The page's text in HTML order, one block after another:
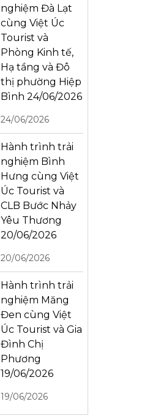
nghiệm Đà Lạt
cùng Việt Úc
Tourist và
Phòng Kinh tế,
Hạ tầng và Đô
thị phường Hiệp
Bình 24/06/2026
24/06/2026
Hành trình trải
nghiệm Bình
Hưng cùng Việt
Úc Tourist và
CLB Bước Nhảy
Yêu Thương
20/06/2026
20/06/2026
Hành trình trải
nghiệm Măng
Đen cùng Việt
Úc Tourist và Gia
Đình Chị
Phương
19/06/2026
19/06/2026